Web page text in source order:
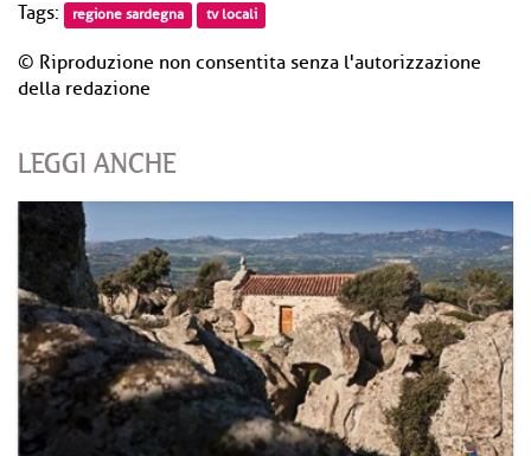
Tags: regione sardegna tv locali
© Riproduzione non consentita senza l'autorizzazione
della redazione
LEGGI ANCHE